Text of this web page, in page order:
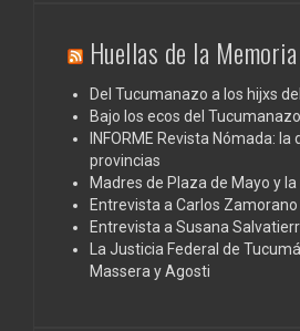
Huellas de la Memoria
Del Tucumanazo a los hijxs
Bajo los ecos del Tucumanazo
INFORME Revista Nómada:
provincias
Madres de Plaza de Mayo y
Entrevista a Carlos Zamorano
Entrevista a Susana
La Justicia Federal de
Massera y Agosti